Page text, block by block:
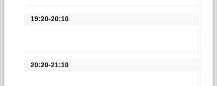
19:20-20:10
20:20-21:10